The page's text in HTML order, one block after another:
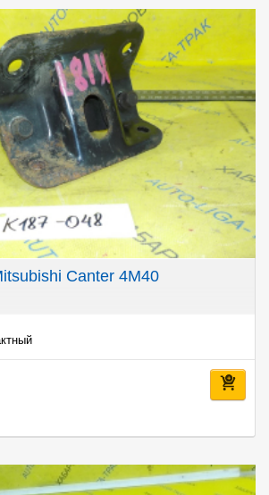
Canter 4M40